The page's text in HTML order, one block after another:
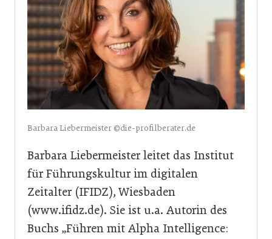
Barbara Liebermeister ©die-profilberater.de
Barbara Liebermeister leitet das Institut
für Führungskultur im digitalen
Zeitalter (IFIDZ), Wiesbaden
(www.ifidz.de). Sie ist u.a. Autorin des
Buchs „Führen mit Alpha Intelligence: